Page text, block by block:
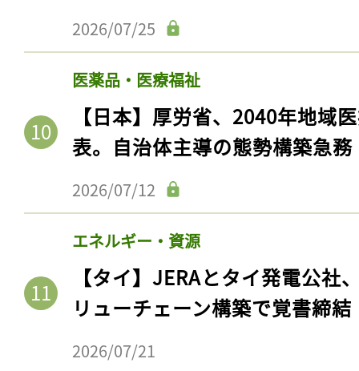
2026/07/25
医薬品・医療福祉
【日本】厚労省、2040年地域
表。自治体主導の態勢構築急務
2026/07/12
エネルギー・資源
【タイ】JERAとタイ発電公社
リューチェーン構築で覚書締結
2026/07/21